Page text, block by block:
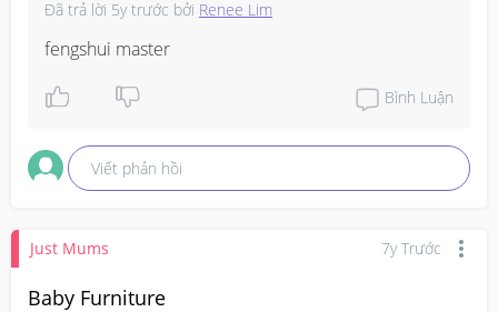
Đã trả lời 5y trước bởi Renee Lim
fengshui master
Bình Luận
Viết phản hồi
Just Mums 7y Trước
Baby Furniture